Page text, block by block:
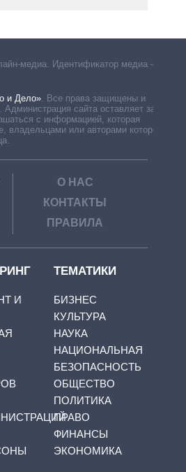
медиа. Идентификатор медиа –
и Дело». Все права защищены и
сайта оставляет за
с информацией, которая
владельцами или авторами которой
О НАС
КОНТАКТЫ
ПРАВИЛА
И
ТЕМАТИКИ
БИЗНЕС
КУЛЬТУРА
НАУКА
НАЦИОНАЛЬНАЯ
БЕЗОПАСНОСТЬ
ОБЩЕСТВО
ПОЛИТИКА
ПРАВО
ФИНАНСЫ
ЭКОНОМИКА